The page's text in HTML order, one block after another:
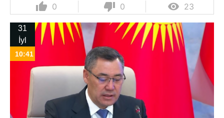
thumb_up 0 thumb_down 0  23
31
İyl
10:41